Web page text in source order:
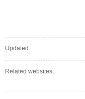
Updated:
Related websites: